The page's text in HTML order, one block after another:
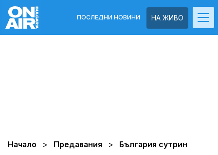
НА ЖИВО
ПОСЛЕДНИ НОВИНИ
Начало Предавания България сутрин